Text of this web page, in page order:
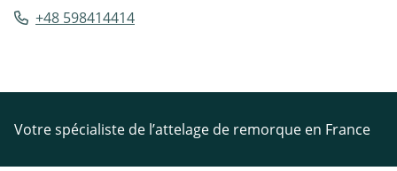
+48 598414414
Votre spécialiste de l’attelage de remorque en France